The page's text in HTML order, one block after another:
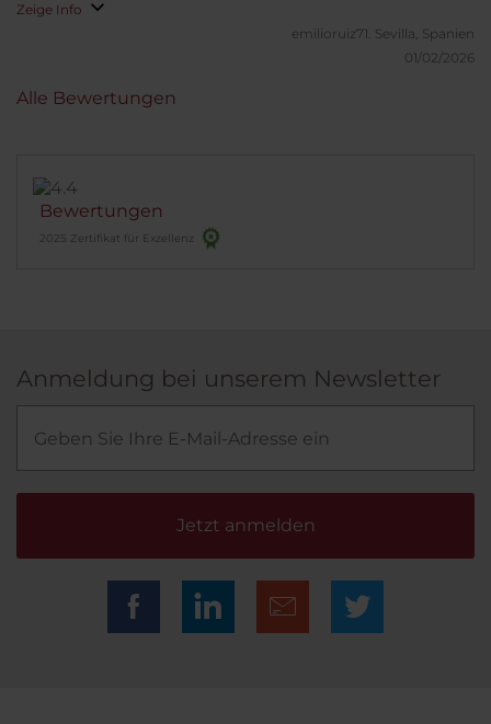
Zeige Info
emilioruiz71. Sevilla, Spanien
01/02/2026
Bewertungen
2025 Zertifikat für Exzellenz
Alle Bewertungen
Anmeldung bei unserem Newsletter
Jetzt anmelden